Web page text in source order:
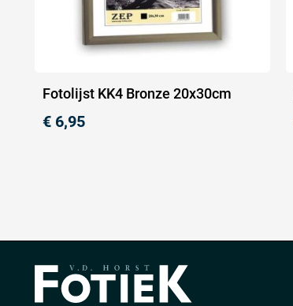
Fotolijst KK4 Bronze 20x30cm
€ 6,95